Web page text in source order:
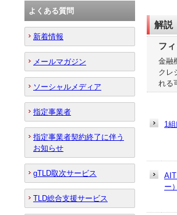
解説
フ
金融
クレ
れる
1
ー）
よくある質問
新着情報
メールマガジン
ソーシャルメディア
指定事業者
指定事業者契約終了に伴う
お知らせ
gTLD取次サービス
TLD総合支援サービス